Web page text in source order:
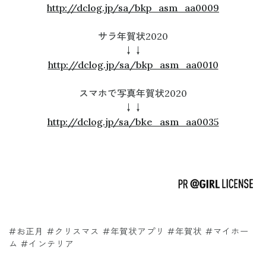
http://dclog.jp/sa/bkp_asm_aa0009
サラ年賀状2020
↓↓
http://dclog.jp/sa/bkp_asm_aa0010
スマホで写真年賀状2020
↓↓
http://dclog.jp/sa/bke_asm_aa0035
#お正月 #クリスマス #年賀状アプリ #年賀状 #マイホー
ム #インテリア